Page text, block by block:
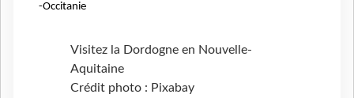
-Occitanie
Visitez la Dordogne en Nouvelle-
Aquitaine
Crédit photo : Pixabay